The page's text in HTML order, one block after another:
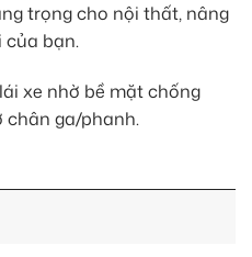
trọng cho nội thất, nâng
của bạn.
xe nhờ bề mặt chống
ga/phanh.